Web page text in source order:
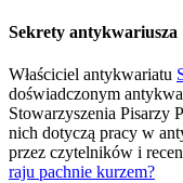
Sekrety antykwariusza
Właściciel antykwariatu
doświadczonym
Stowarzyszenia Pisarzy
nich dotyczą pracy w
przez czytelników i
raju pachnie kurzem?